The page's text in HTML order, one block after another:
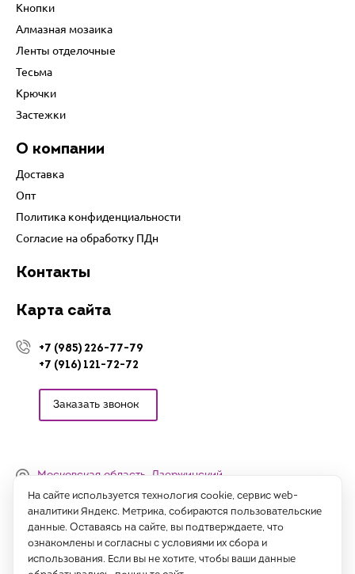
Кнопки
Алмазная мозаика
Ленты отделочные
Тесьма
Крючки
Застежки
О компании
Доставка
Опт
Политика конфиденциальности
Согласие на обработку ПДн
Контакты
Карта сайта
+7 (985) 226-77-79
+7 (916) 121-72-72
Заказать звонок
Московская область, Дзержинский,
Денисьевский проезд, 15 (офис)
Часы работы:
с 09:00 до 18:00, сб-вс - выходные
Написать нам
На сайте используется технология cookie, сервис web-
аналитики Яндекс. Метрика, собираются пользовательские
данные. Оставаясь на сайте, вы подтверждаете, что
ознакомлены и согласны с условиями их сбора и
использования. Если вы не хотите, чтобы ваши данные